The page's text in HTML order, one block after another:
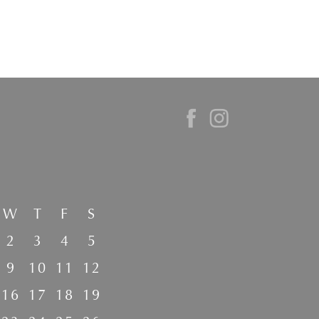
W T F
S
2 3 4
5
9 10 11
12
16 17 18
19